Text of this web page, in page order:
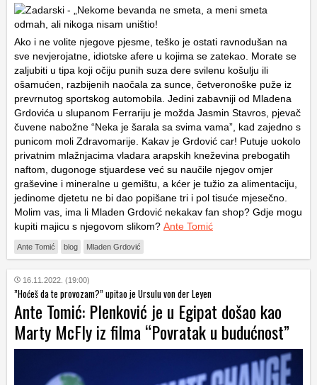
Ako i ne volite njegove pjesme, teško je ostati ravnodušan na
sve nevjerojatne, idiotske afere u kojima se zatekao. Morate se
zaljubiti u tipa koji očiju punih suza dere svilenu košulju ili
ošamućen, razbijenih naočala za sunce, četveronoške puže iz
prevrnutog sportskog automobila. Jedini zabavniji od Mladena
Grdovića u slupanom Ferrariju je možda Jasmin Stavros, pjevač
čuvene nabožne “Neka je šarala sa svima vama”, kad zajedno s
punicom moli Zdravomarije. Kakav je Grdović car! Putuje uokolo
privatnim mlažnjacima vladara arapskih kneževina prebogatih
naftom, dugonoge stjuardese već su naučile njegov omjer
graševine i mineralne u gemištu, a kćer je tužio za alimentaciju,
jedinome djetetu ne bi dao popišane tri i pol tisuće mjesečno.
Molim vas, ima li Mladen Grdović nekakav fan shop? Gdje mogu
kupiti majicu s njegovom slikom? Ante Tomić
Ante Tomić blog Mladen Grdović
16.11.2022. (19:00)
”Hoćeš da te provozam?” upitao je Ursulu von der Leyen
Ante Tomić: Plenković je u Egipat došao kao
Marty McFly iz filma “Povratak u budućnost”